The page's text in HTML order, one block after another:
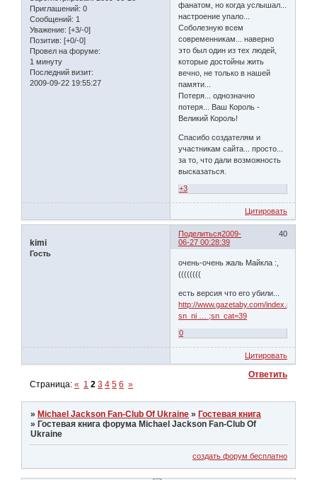
Приглашений: 0
Сообщений: 1
Уважение: [+3/-0]
Позитив: [+0/-0]
Провел на форуме:
1 минуту
Последний визит:
2009-09-22 19:55:27
фанатом, но когда услышал...
настроение упало...
Соболезную всем
современникам... наверно
это был один из тех людей,
которые достойны жить
вечно, не только в нашей
памяти...
Потеря... однозначно
потеря... Ваш Король -
Великий Король!
Спасибо создателям и
участникам сайта... просто...
за то, что дали возможность
высказаться.
+3
Цитировать
Поделиться 40
2009-
06-27 00:28:39
kimi
Гость
очень-очень жаль Майкла :,
((((((((
есть версия что его убили...
http://www.gazetaby.com/index.php?
sn_ni … ;sn_cat=39
0
Цитировать
Ответить
Страница:« 1 2 3 4 5 6 »
» Michael Jackson Fan-Club Of Ukraine » Гостевая книга
» Гостевая книга форума Michael Jackson Fan-Club Of
Ukraine
создать форум бесплатно